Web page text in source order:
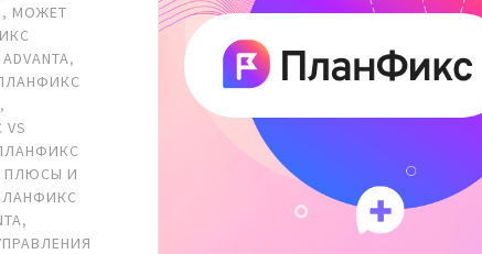
, МОЖЕТ
,
,
ПЛЮСЫ И
,